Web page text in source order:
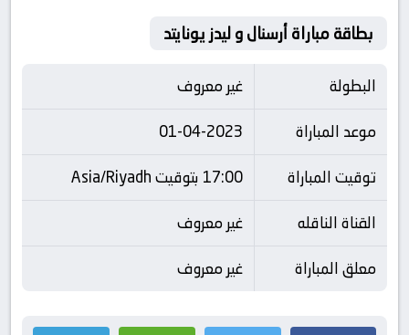
بطاقة مباراة أرسنال و ليدز يونايتد
البطولة
غير معروف
موعد المباراة
01-04-2023
توقيت المباراة
17:00 بتوقيت Asia/Riyadh
القناة الناقله
غير معروف
معلق المباراة
غير معروف